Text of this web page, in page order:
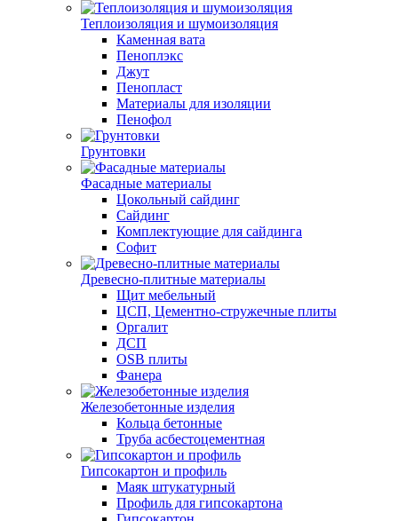
Теплоизоляция и шумоизоляция
Каменная вата
Пеноплэкс
Джут
Пенопласт
Материалы для изоляции
Пенофол
Грунтовки
Фасадные материалы
Цокольный сайдинг
Сайдинг
Комплектующие для сайдинга
Софит
Древесно-плитные материалы
Щит мебельный
ЦСП, Цементно-стружечные плиты
Оргалит
ДСП
OSB плиты
Фанера
Железобетонные изделия
Кольца бетонные
Труба асбестоцементная
Гипсокартон и профиль
Маяк штукатурный
Профиль для гипсокартона